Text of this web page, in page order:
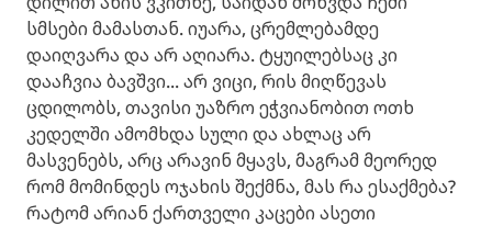
სმსები მამასთან. იუარა, ცრემლებამდე
დაიღვარა და არ აღიარა. ტყუილებსაც კი
დააჩვია ბავშვი... არ ვიცი, რის მიღწევას
ცდილობს, თავისი უაზრო ეჭვიანობით ოთხ
კედელში ამომხდა სული და ახლაც არ
მასვენებს, არც არავინ მყავს, მაგრამ მეორედ
რომ მომინდეს ოჯახის შექმნა, მას რა ესაქმება?
რატომ არიან ქართველი კაცები ასეთი